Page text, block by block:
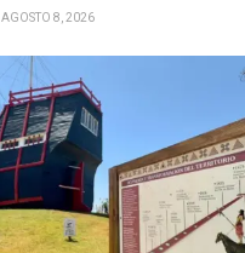
AGOSTO 8, 2026